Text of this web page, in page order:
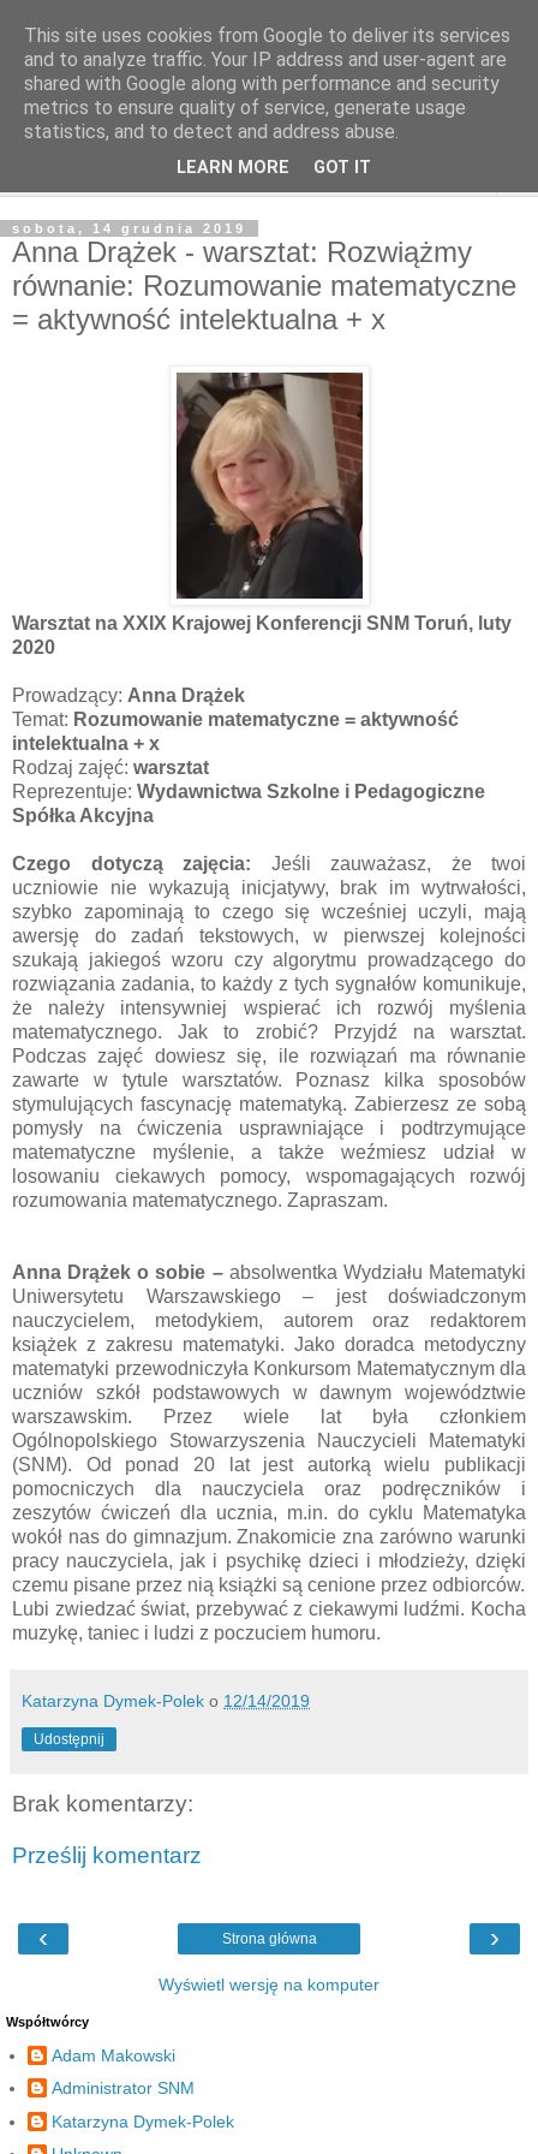
sobota, 14 grudnia 2019
Anna Drążek - warsztat: Rozwiążmy
równanie: Rozumowanie matematyczne
= aktywność intelektualna + x
Warsztat na XXIX Krajowej Konferencji SNM Toruń, luty
2020
Prowadzący: Anna Drążek
Temat: Rozumowanie matematyczne = aktywność
intelektualna + x
Rodzaj zajęć: warsztat
Reprezentuje: Wydawnictwa Szkolne i Pedagogiczne
Spółka Akcyjna
Czego dotyczą zajęcia: Jeśli zauważasz, że twoi
uczniowie nie wykazują inicjatywy, brak im wytrwałości,
szybko zapominają to czego się wcześniej uczyli, mają
awersję do zadań tekstowych, w pierwszej kolejności
szukają jakiegoś wzoru czy algorytmu prowadzącego do
rozwiązania zadania, to każdy z tych sygnałów komunikuje,
że należy intensywniej wspierać ich rozwój myślenia
matematycznego. Jak to zrobić? Przyjdź na warsztat.
Podczas zajęć dowiesz się, ile rozwiązań ma równanie
zawarte w tytule warsztatów. Poznasz kilka sposobów
stymulujących fascynację matematyką. Zabierzesz ze sobą
pomysły na ćwiczenia usprawniające i podtrzymujące
matematyczne myślenie, a także weźmiesz udział w
losowaniu ciekawych pomocy, wspomagających rozwój
rozumowania matematycznego. Zapraszam.
Anna Drążek o sobie – absolwentka Wydziału Matematyki
Uniwersytetu Warszawskiego – jest doświadczonym
nauczycielem, metodykiem, autorem oraz redaktorem
książek z zakresu matematyki. Jako doradca metodyczny
matematyki przewodniczyła Konkursom Matematycznym dla
uczniów szkół podstawowych w dawnym województwie
warszawskim. Przez wiele lat była członkiem
Ogólnopolskiego Stowarzyszenia Nauczycieli Matematyki
(SNM). Od ponad 20 lat jest autorką wielu publikacji
pomocniczych dla nauczyciela oraz podręczników i
zeszytów ćwiczeń dla ucznia, m.in. do cyklu Matematyka
wokół nas do gimnazjum. Znakomicie zna zarówno warunki
pracy nauczyciela, jak i psychikę dzieci i młodzieży, dzięki
czemu pisane przez nią książki są cenione przez odbiorców.
Lubi zwiedzać świat, przebywać z ciekawymi ludźmi. Kocha
muzykę, taniec i ludzi z poczuciem humoru.
Katarzyna Dymek-Polek o 12/14/2019
Udostępnij
Brak komentarzy:
Prześlij komentarz
‹ ›
Strona główna
Wyświetl wersję na komputer
Współtwórcy
Adam Makowski
Administrator SNM
Katarzyna Dymek-Polek
This site uses cookies from Google to deliver its services
and to analyze traffic. Your IP address and user-agent are
shared with Google along with performance and security
metrics to ensure quality of service, generate usage
statistics, and to detect and address abuse.
LEARN MORE GOT IT